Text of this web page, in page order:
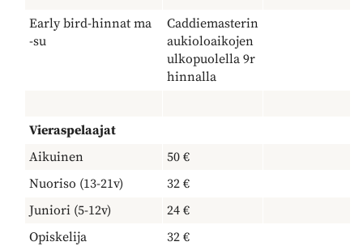
Early bird-hinnat ma
-su
Caddiemasterin
aukioloaikojen
ulkopuolella 9r
hinnalla
Vieraspelaajat
Aikuinen
50 €
Nuoriso (13-21v)
32 €
Juniori (5-12v)
24 €
Opiskelija
32 €